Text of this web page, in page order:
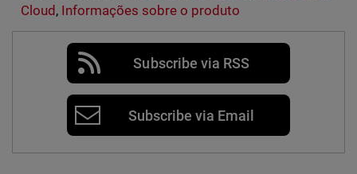
Cloud, Informações sobre o produto
Subscribe via RSS
Subscribe via Email